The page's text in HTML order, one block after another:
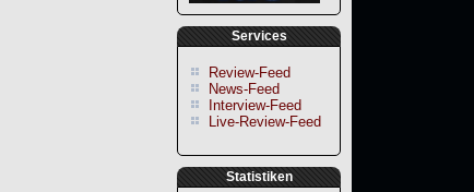
Services
Review-Feed
News-Feed
Interview-Feed
Live-Review-Feed
Statistiken